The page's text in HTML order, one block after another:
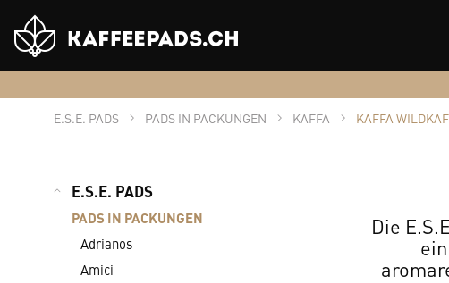
Shop
Logo
E.S.E. PADS
PADS IN PACKUNGEN KAFFA KAFFA
E.S.E. PADS
PADS IN PACKUNGEN
Adrianos
Amici
Die